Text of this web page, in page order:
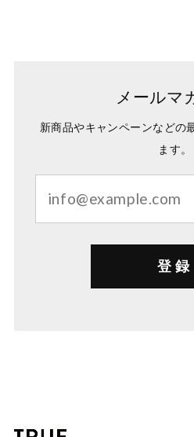
メールマ
新商品やキャンペーンなどの
ます。
登録